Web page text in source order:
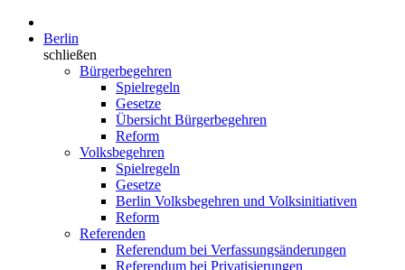
Berlin
schließen
Bürgerbegehren
Spielregeln
Gesetze
Übersicht Bürgerbegehren
Reform
Volksbegehren
Spielregeln
Gesetze
Berlin Volksbegehren und Volksinitiativen
Reform
Referenden
Referendum bei Verfassungsänderungen
Referendum bei Privatisierungen